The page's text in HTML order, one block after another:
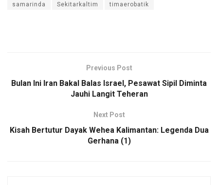
samarinda Sekitarkaltim timaerobatik
Previous Post
Bulan Ini Iran Bakal Balas Israel, Pesawat Sipil Diminta
Jauhi Langit Teheran
Next Post
Kisah Bertutur Dayak Wehea Kalimantan: Legenda Dua
Gerhana (1)